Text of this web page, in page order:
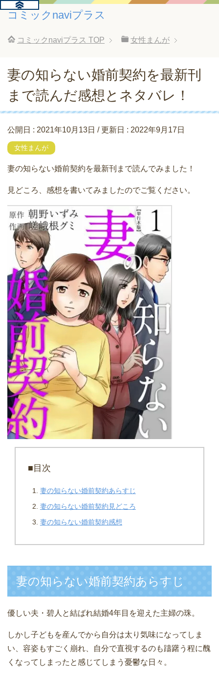
コミックnaviプラス
コミックnaviプラス TOP 女性まんが
妻の知らない婚前契約を最新刊
まで読んだ感想とネタバレ！
公開日 : 2021年10月13日 / 更新日 : 2022年9月17日
女性まんが
妻の知らない婚前契約を最新刊まで読んでみました！
見どころ、感想を書いてみましたのでご覧ください。
■目次
妻の知らない婚前契約あらすじ
妻の知らない婚前契約見どころ
妻の知らない婚前契約感想
妻の知らない婚前契約あらすじ
優しい夫・碧人と結ばれ結婚4年目を迎えた主婦の珠。
しかし子どもを産んでから自分は太り気味になってしま
い、容姿もすごく崩れ、自分で直視するのも躊躇う程に醜
くなってしまったと感じてしまう憂鬱な日々。